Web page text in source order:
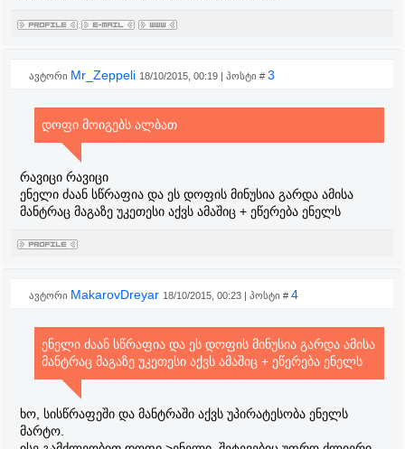
ავტორი Mr_Zeppeli 18/10/2015, 00:19 | პოსტი # 3
დოფი მოიგებს ალბათ
რავიცი რავიცი
ენელი ძაან სწრაფია და ეს დოფის მინუსია გარდა ამისა
მანტრაც მაგაზე უკეთესი აქვს ამაშიც + ეწერება ენელს
ავტორი MakarovDreyar 18/10/2015, 00:23 | პოსტი # 4
ენელი ძაან სწრაფია და ეს დოფის მინუსია გარდა ამისა
მანტრაც მაგაზე უკეთესი აქვს ამაშიც + ეწერება ენელს
ხო, სისწრაფეში და მანტრაში აქვს უპირატესობა ენელს
მარტო.